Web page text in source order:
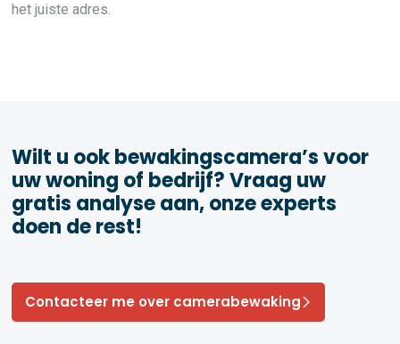
het juiste adres.
Wilt u ook bewakingscamera’s voor
uw woning of bedrijf? Vraag uw
gratis analyse aan, onze experts
doen de rest!
Contacteer me over camerabewaking